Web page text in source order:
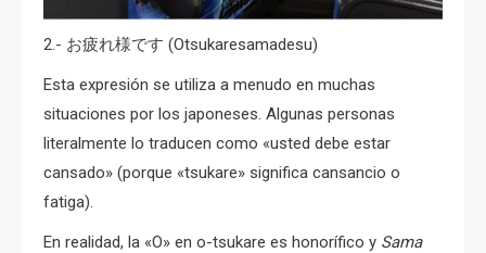
2.- お疲れ様です (Otsukaresamadesu)
Esta expresión se utiliza a menudo en muchas
situaciones por los japoneses. Algunas personas
literalmente lo traducen como «usted debe estar
cansado» (porque «tsukare» significa cansancio o
fatiga).
En realidad, la «O» en o-tsukare es honorífico y Sama